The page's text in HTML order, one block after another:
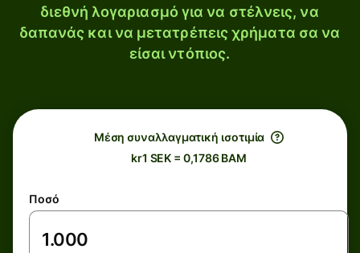
διεθνή λογαριασμό για να στέλνεις, να
δαπανάς και να μετατρέπεις χρήματα σα να
είσαι ντόπιος.
Μέση συναλλαγματική ισοτιμία
kr1 SEK = 0,1786 BAM
Ποσό